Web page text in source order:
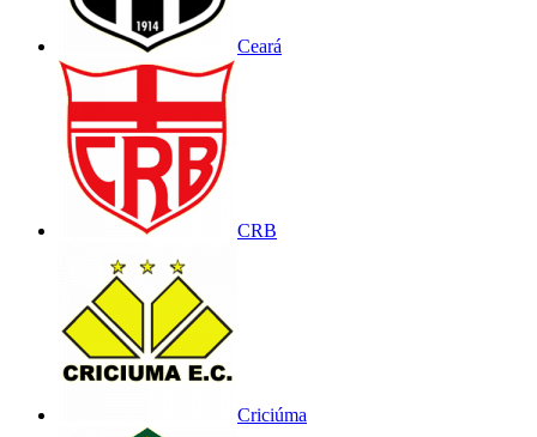
Ceará
CRB
Criciúma